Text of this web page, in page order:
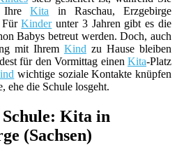
IhreKita in Raschau, Erzgebirge
FürKinderunter 3 Jahren gibt es die
Babys betreut werden. Doch, auch
mit Ihrem Kind zu Hause bleiben
für den Vormittag einen Kita-Platz
wichtige soziale Kontakte knüpfen
ehe die Schule losgeht.
Kita in
(Sachsen)